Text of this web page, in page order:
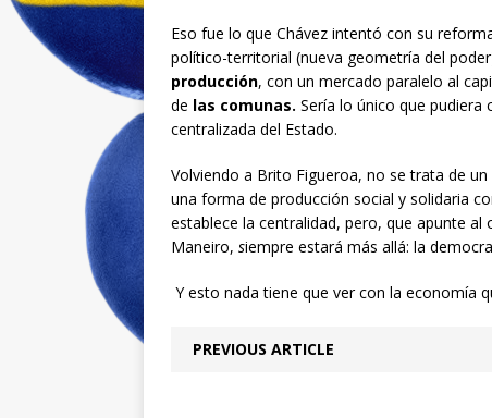
Eso fue lo que Chávez intentó con su
político-territorial (nueva geometría del
producción, con un mercado paralelo al
de las comunas. Sería lo único que pudiera
centralizada del Estado.
Volviendo a Brito Figueroa, no se trata de
una forma de producción social y solidaria
establece la centralidad, pero, que apunte
Maneiro, siempre estará más allá: la
Y esto nada tiene que ver con la economía
PREVIOUS ARTICLE